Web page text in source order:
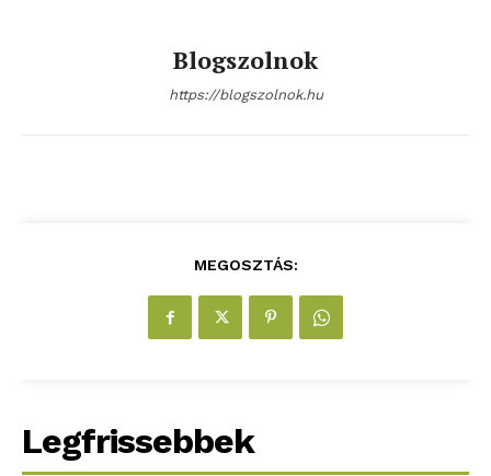
szubjektív élményportál
Blogszolnok
https://blogszolnok.hu
MEGOSZTÁS:
Legfrissebbek